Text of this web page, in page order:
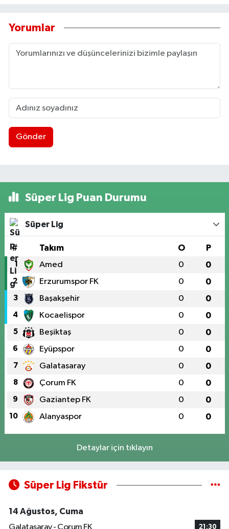
Yorumlar
Gönder
Süper Lig Puan Durumu
Süper Lig
# Takım O P
1 Amed 0 0
2 Erzurumspor FK 0 0
3 Başakşehir 0 0
4 Kocaelispor 0 0
5 Beşiktaş 0 0
6 Eyüpspor 0 0
7 Galatasaray 0 0
8 Çorum FK 0 0
9 Gaziantep FK 0 0
10 Alanyaspor 0 0
Detaylar için tıklayın
Süper Lig Fikstür
14 Ağustos, Cuma
21:30